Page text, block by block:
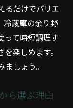
るだけでバリエ
冷蔵庫の余り野
って時短調理す
楽しめます。
しょう。
ら選ぶ理由